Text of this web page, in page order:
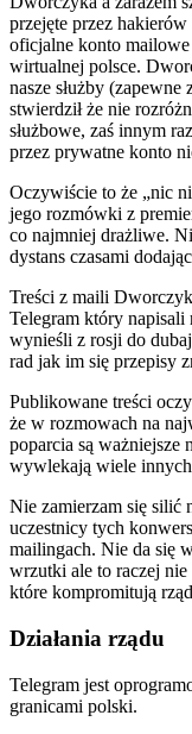
przejęte przez
oficjalne konto
wirtualnej polsce.
nasze służby (zapewne
stwierdził że nie
służbowe, zaś innym
przez prywatne konto
Oczywiście to że „nic
jego rozmówki z
co najmniej drażliwe.
dystans czasami
Treści z maili
Telegram który
wynieśli z rosji do
rad jak im się przepisy
Publikowane treści
że w rozmowach na
poparcia są
wywlekają wiele
Nie zamierzam się silić
uczestnicy tych
mailingach. Nie da się
wrzutki ale to raczej
które kompromitują
Działania rządu
Telegram jest
granicami polski.